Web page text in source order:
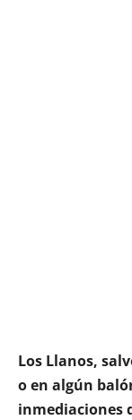
Los Llanos,
o en algún
inmediaciones